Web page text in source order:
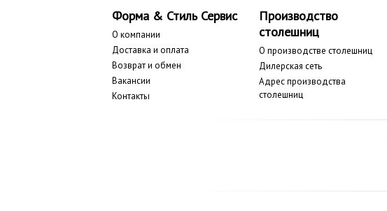
Форма & Стиль Сервис
О компании
Доставка и оплата
Возврат и обмен
Вакансии
Контакты
Производство
столешниц
О производстве столешниц
Дилерская сеть
Адрес производства
столешниц